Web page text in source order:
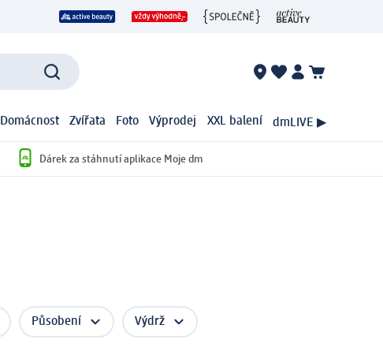
Domácnost Zvířata Foto Výprodej XXL balení dmLIVE ▶
Dárek za stáhnutí aplikace Moje dm
Působení Výdrž